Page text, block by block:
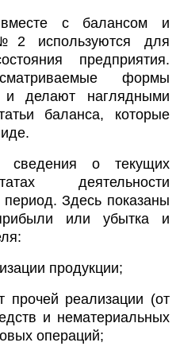
с балансом и
используются для
предприятия.
формы
и делают наглядными
баланса, которые
о текущих
деятельности
Здесь показаны
или убытка и
продукции;
прочей реализации (от
и нематериальных
операций;